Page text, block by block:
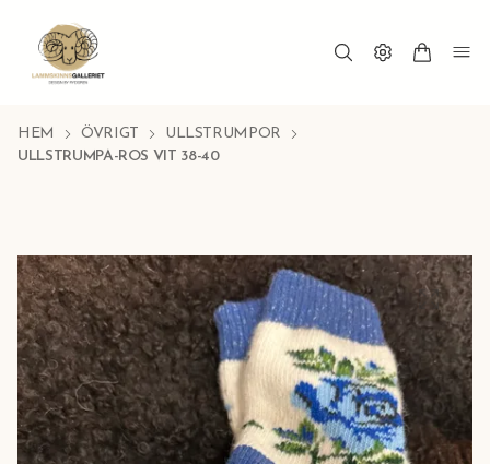
HEM ÖVRIGT
ULLSTRUMPOR
ULLSTRUMPA-ROS VIT 38-40